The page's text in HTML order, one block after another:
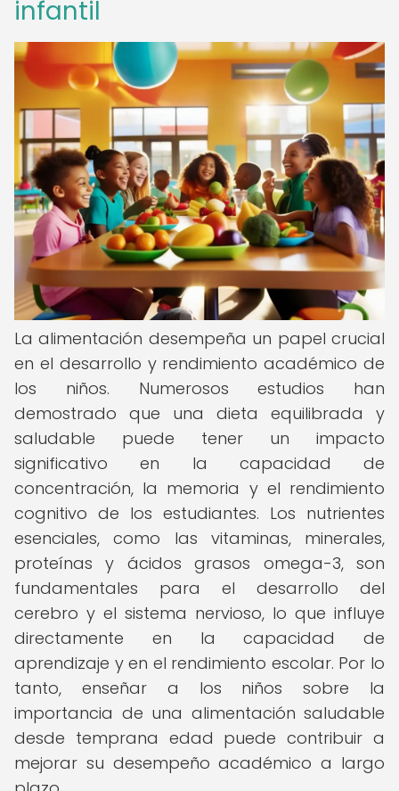
infantil
La alimentación desempeña un papel crucial
en el desarrollo y rendimiento académico de
los niños. Numerosos estudios han
demostrado que una dieta equilibrada y
saludable puede tener un impacto
significativo en la capacidad de
concentración, la memoria y el rendimiento
cognitivo de los estudiantes. Los nutrientes
esenciales, como las vitaminas, minerales,
proteínas y ácidos grasos omega-3, son
fundamentales para el desarrollo del
cerebro y el sistema nervioso, lo que influye
directamente en la capacidad de
aprendizaje y en el rendimiento escolar. Por lo
tanto, enseñar a los niños sobre la
importancia de una alimentación saludable
desde temprana edad puede contribuir a
mejorar su desempeño académico a largo